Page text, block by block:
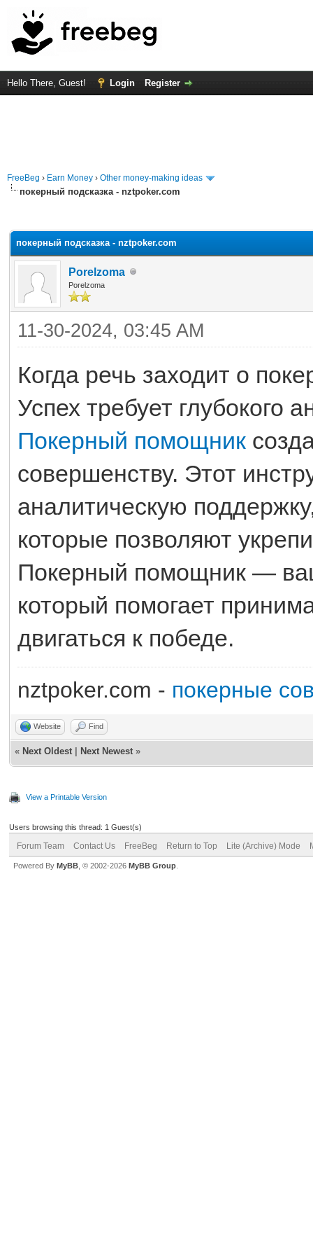
Hello There, Guest! Login Register
FreeBeg › Earn Money › Other money-making ideas
покерный подсказка - nztpoker.com
покерный подсказка - nztpoker.com
Porelzoma
Porelzoma
11-30-2024, 03:45 AM
Когда речь заходит о
Успех требует глубокого
Покерный помощник
совершенству. Этот
аналитическую
которые позволяют
Покерный помощник —
который помогает
двигаться к победе.
nztpoker.com - покерные
Website Find
« Next Oldest Next Newest »
View a Printable Version
Users browsing this thread: 1 Guest(s)
Forum Team Contact Us FreeBeg Return to Top Lite (Archive) Mode
Powered By MyBB , © 2002-2026 MyBB Group